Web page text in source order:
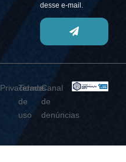
desse e-mail.
Privacidade
Termos
de
uso
Canal
de
denúncias